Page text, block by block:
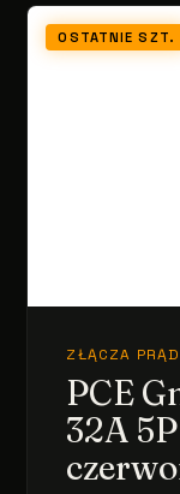
OSTATNIE SZT.
ZŁĄCZA
PCE
32A